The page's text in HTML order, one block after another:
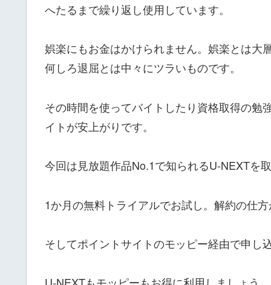
へたるまで繰り返し使用しています。
娯楽にもお金はかけられません。娯楽とは大
何しろ退屈とは中々にツラいものです。
その時間を使ってバイトしたり資格取得の勉
イトが安上がりです。
今回は見放題作品No.1で知られるU-NEXTを
1か月の無料トライアルでお試し。解約の仕
そしてポイントサイトのモッピー経由で申し